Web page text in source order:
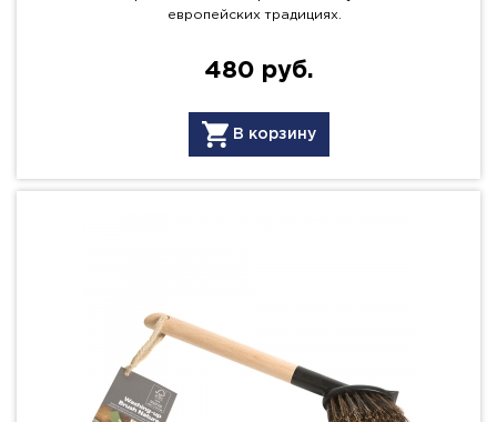
европейских традициях.
480 руб.
В корзину